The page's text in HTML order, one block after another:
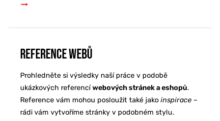
Reference webů
Prohledněte si výsledky naší práce v podobě
ukázkových referencíwebových stránek a eshopů.
Reference vám mohou posloužit také jako inspirace –
rádi vám vytvoříme stránky v podobném stylu.